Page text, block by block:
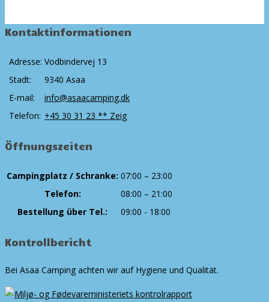
Kontaktinformationen
Adresse: Vodbindervej 13
Stadt:
9340 Asaa
E-mail:
info@asaacamping.dk
Telefon: +45 30 31 23 ** Zeig
Öffnungszeiten
Campingplatz / Schranke: 07:00 – 23:00
Telefon:
08:00 – 21:00
Bestellung über Tel.:
09:00 - 18:00
Kontrollbericht
Bei Asaa Camping achten wir auf Hygiene und Qualität.